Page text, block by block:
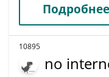
Подробнее
10895
no